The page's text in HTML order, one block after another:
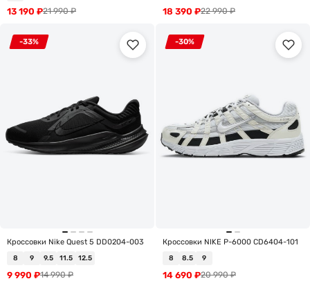
21 990₽
13 190 ₽ 22 990₽
18 390 ₽
-33%
Кроссовки Nike Quest 5 DD0204-003
8 9 9.5 11.5 12.5
14 990₽
9 990 ₽
-30%
Кроссовки NIKE P-6000 CD6404-101
8 8.5 9
20 990₽
14 690 ₽